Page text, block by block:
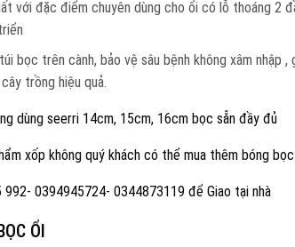
với đặc điểm chuyên dùng cho ổi có lỗ thoáng 2
bọc trên cành, bảo vệ sâu bệnh không xâm nhập
trồng hiệu quả.
dùng seerri 14cm, 15cm, 16cm bọc sẵn đầy đủ
xốp không quý khách có thể mua thêm bóng
992- 0394945724- 0344873119 để Giao tại nhà
ỔI